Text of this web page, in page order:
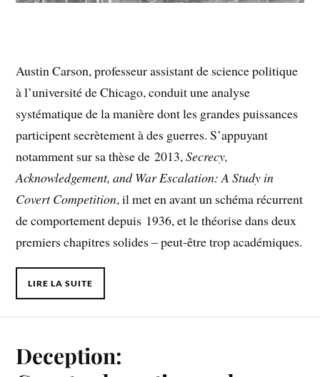
Austin Carson, professeur assistant de science politique
à l’université de Chicago, conduit une analyse
systématique de la manière dont les grandes puissances
participent secrètement à des guerres. S’appuyant
notamment sur sa thèse de 2013,Secrecy,
Acknowledgement, and War Escalation: A Study in
Covert Competition, il met en avant un schéma récurrent
de comportement depuis 1936, et le théorise dans deux
premiers chapitres solides – peut-être trop académiques.
LIRE LA SUITE
Deception: